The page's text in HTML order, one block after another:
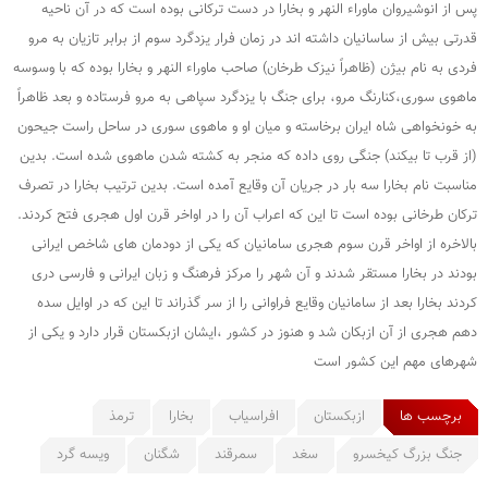
پس از انوشیروان ماوراء النهر و بخارا در دست ترکانی بوده است که در آن ناحیه
قدرتی بیش از ساسانیان داشته اند در زمان فرار یزدگرد سوم از برابر تازیان به مرو
فردی به نام بیژن (ظاهراً نیزک طرخان) صاحب ماوراء النهر و بخارا بوده که با وسوسه
ماهوی سوری،کنارنگ مرو، برای جنگ با یزدگرد سپاهی به مرو فرستاده و بعد ظاهراً
به خونخواهی شاه ایران برخاسته و میان او و ماهوی سوری در ساحل راست جیحون
(از قرب تا بیکند) جنگی روی داده که منجر به کشته شدن ماهوی شده است. بدین
مناسبت نام بخارا سه بار در جریان آن وقایع آمده است. بدین ترتیب بخارا در تصرف
ترکان طرخانی بوده است تا این که اعراب آن را در اواخر قرن اول هجری فتح کردند.
بالاخره از اواخر قرن سوم هجری سامانیان که یکی از دودمان های شاخص ایرانی
بودند در بخارا مستقر شدند و آن شهر را مرکز فرهنگ و زبان ایرانی و فارسی دری
کردند بخارا بعد از سامانیان وقایع فراوانی را از سر گذراند تا این که در اوایل سده
دهم هجری از آن ازبکان شد و هنوز در کشور ،ایشان ازبکستان قرار دارد و یکی از
شهرهای مهم این کشور است
برچسب ها ازبکستان افراسیاب بخارا
ترمذ
جنگ بزرگ کیخسرو
سغد سمرقند شگنان ویسه گرد